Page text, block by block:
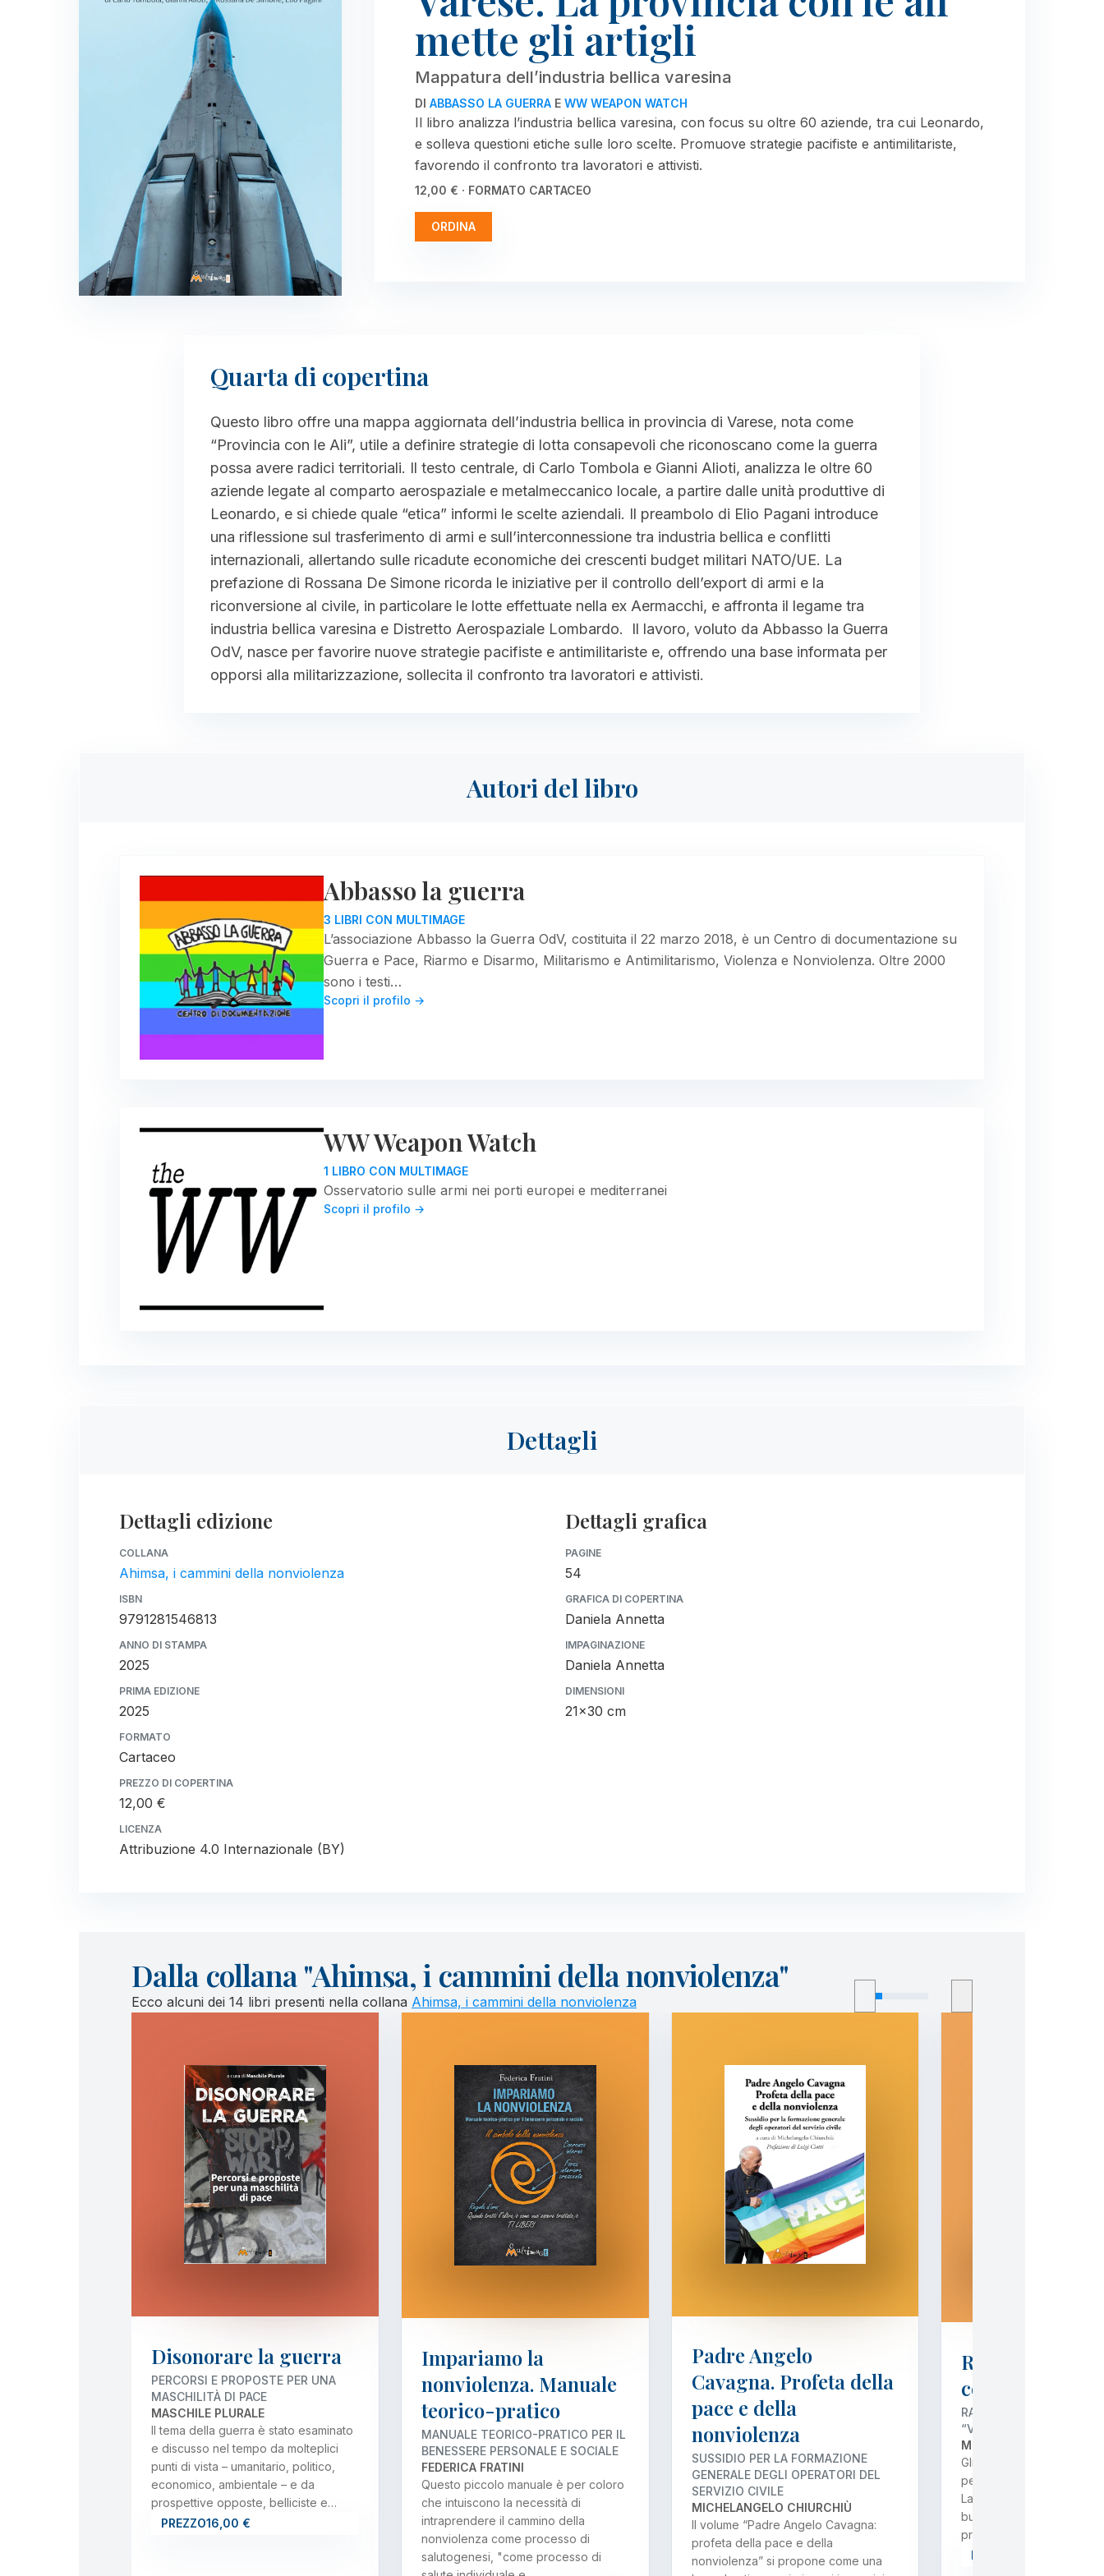
mette gli artigli
Mappatura dell’industria bellica varesina
DI ABBASSO LA GUERRA E WW WEAPON WATCH
Il libro analizza l’industria bellica varesina, con focus su oltre 60 aziende, tra cui Leonardo,
e solleva questioni etiche sulle loro scelte. Promuove strategie pacifiste e antimilitariste,
favorendo il confronto tra lavoratori e attivisti.
12,00 € · FORMATO CARTACEO
ORDINA
Quarta di copertina
Questo libro offre una mappa aggiornata dell’industria bellica in provincia di Varese, nota come
“Provincia con le Ali”, utile a definire strategie di lotta consapevoli che riconoscano come la guerra
possa avere radici territoriali. Il testo centrale, di Carlo Tombola e Gianni Alioti, analizza le oltre 60
aziende legate al comparto aerospaziale e metalmeccanico locale, a partire dalle unità produttive di
Leonardo, e si chiede quale “etica” informi le scelte aziendali. Il preambolo di Elio Pagani introduce
una riflessione sul trasferimento di armi e sull’interconnessione tra industria bellica e conflitti
internazionali, allertando sulle ricadute economiche dei crescenti budget militari NATO/UE. La
prefazione di Rossana De Simone ricorda le iniziative per il controllo dell’export di armi e la
riconversione al civile, in particolare le lotte effettuate nella ex Aermacchi, e affronta il legame tra
industria bellica varesina e Distretto Aerospaziale Lombardo. Il lavoro, voluto da Abbasso la Guerra
OdV, nasce per favorire nuove strategie pacifiste e antimilitariste e, offrendo una base informata per
opporsi alla militarizzazione, sollecita il confronto tra lavoratori e attivisti.
Autori del libro
Abbasso la guerra
3 LIBRI CON MULTIMAGE
L’associazione Abbasso la Guerra OdV, costituita il 22 marzo 2018, è un Centro di documentazione su
Guerra e Pace, Riarmo e Disarmo, Militarismo e Antimilitarismo, Violenza e Nonviolenza. Oltre 2000
sono i testi…
Scopri il profilo →
WW Weapon Watch
1 LIBRO CON MULTIMAGE
Osservatorio sulle armi nei porti europei e mediterranei
Scopri il profilo →
Dettagli
Dettagli edizione
COLLANA
Ahimsa, i cammini della nonviolenza
ISBN
9791281546813
ANNO DI STAMPA
2025
PRIMA EDIZIONE
2025
FORMATO
Cartaceo
PREZZO DI COPERTINA
12,00 €
LICENZA
Attribuzione 4.0 Internazionale (BY)
Dettagli grafica
PAGINE
54
GRAFICA DI COPERTINA
Daniela Annetta
IMPAGINAZIONE
Daniela Annetta
DIMENSIONI
21x30 cm
Dalla collana "Ahimsa, i cammini della nonviolenza"
Ecco alcuni dei 14 libri presenti nella collana Ahimsa, i cammini della nonviolenza
Disonorare la guerra
PERCORSI E PROPOSTE PER UNA
MASCHILITÀ DI PACE
MASCHILE PLURALE
Il tema della guerra è stato esaminato
e discusso nel tempo da molteplici
punti di vista – umanitario, politico,
economico, ambientale – e da
prospettive opposte, belliciste e…
PREZZO16,00 €
Impariamo la
nonviolenza. Manuale
teorico-pratico
MANUALE TEORICO-PRATICO PER IL
BENESSERE PERSONALE E SOCIALE
FEDERICA FRATINI
Questo piccolo manuale è per coloro
che intuiscono la necessità di
intraprendere il cammino della
nonviolenza come processo di
salutogenesi, "come processo di
Padre Angelo
Cavagna. Profeta della
pace e della
nonviolenza
SUSSIDIO PER LA FORMAZIONE
GENERALE DEGLI OPERATORI DEL
SERVIZIO CIVILE
MICHELANGELO CHIURCHIÙ
Il volume “Padre Angelo Cavagna:
profeta della pace e della
nonviolenza” si propone come una
Restare umani
coltivare
RACCOLTA DEGLI
“VOLERE LA LUNA”
MORENO BIAGIONI
Gli scritti di Moreno
per l’associazione
Laboratorio di cultura
buone pratiche”,
prospettiva in cui
PREZZO